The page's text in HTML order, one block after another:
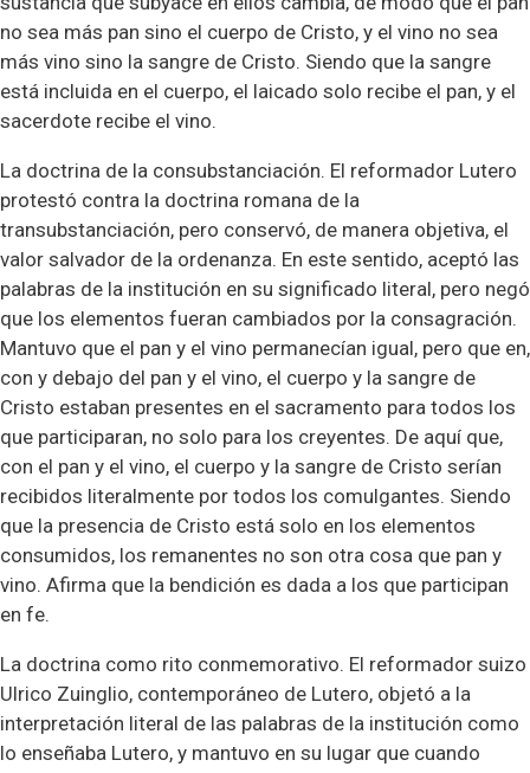
no sea más pan sino el cuerpo de Cristo, y el vino no sea
más vino sino la sangre de Cristo. Siendo que la sangre
está incluida en el cuerpo, el laicado solo recibe el pan, y el
sacerdote recibe el vino.
La doctrina de la consubstanciación. El reformador Lutero
protestó contra la doctrina romana de la
transubstanciación, pero conservó, de manera objetiva, el
valor salvador de la ordenanza. En este sentido, aceptó las
palabras de la institución en su significado literal, pero negó
que los elementos fueran cambiados por la consagración.
Mantuvo que el pan y el vino permanecían igual, pero que en,
con y debajo del pan y el vino, el cuerpo y la sangre de
Cristo estaban presentes en el sacramento para todos los
que participaran, no solo para los creyentes. De aquí que,
con el pan y el vino, el cuerpo y la sangre de Cristo serían
recibidos literalmente por todos los comulgantes. Siendo
que la presencia de Cristo está solo en los elementos
consumidos, los remanentes no son otra cosa que pan y
vino. Afirma que la bendición es dada a los que participan
en fe.
La doctrina como rito conmemorativo. El reformador suizo
Ulrico Zuinglio, contemporáneo de Lutero, objetó a la
interpretación literal de las palabras de la institución como
lo enseñaba Lutero, y mantuvo en su lugar que cuando